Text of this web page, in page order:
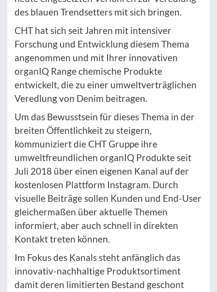
des blauen Trendsetters mit sich bringen.
CHT hat sich seit Jahren mit intensiver
Forschung und Entwicklung diesem Thema
angenommen und mit Ihrer innovativen
organIQ Range chemische Produkte
entwickelt, die zu einer umweltverträglichen
Veredlung von Denim beitragen.
Um das Bewusstsein für dieses Thema in der
breiten Öffentlichkeit zu steigern,
kommuniziert die CHT Gruppe ihre
umweltfreundlichen organIQ Produkte seit
Juli 2018 über einen eigenen Kanal auf der
kostenlosen Plattform Instagram. Durch
visuelle Beiträge sollen Kunden und End-User
gleichermaßen über aktuelle Themen
informiert, aber auch schnell in direkten
Kontakt treten können.
Im Fokus des Kanals steht anfänglich das
innovativ-nachhaltige Produktsortiment
damit deren limitierten Bestand geschont